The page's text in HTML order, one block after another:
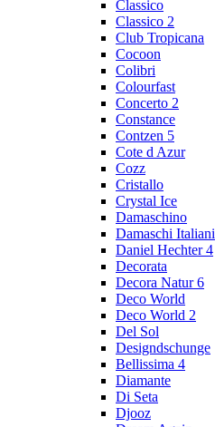
Classico
Classico 2
Club Tropicana
Cocoon
Colibri
Colourfast
Concerto 2
Constance
Contzen 5
Cote d Azur
Cozz
Cristallo
Crystal Ice
Damaschino
Damaschi Italiani
Daniel Hechter 4
Decorata
Decora Natur 6
Deco World
Deco World 2
Del Sol
Designdschunge
Bellissima 4
Diamante
Di Seta
Djooz